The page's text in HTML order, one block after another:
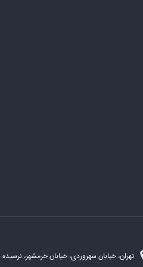
تهران، خیابان سهروردی، خیابان خرمشهر،